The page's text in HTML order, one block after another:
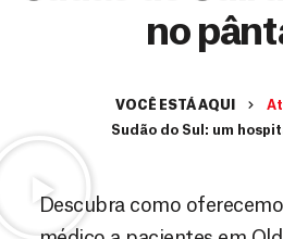
no
VOCÊ ESTÁ AQUI
Sudão do Sul: um
Descubra como